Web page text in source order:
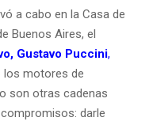
a cabo en la Casa de
Buenos Aires, el
Gustavo Puccini,
los motores de
son otras cadenas
darle